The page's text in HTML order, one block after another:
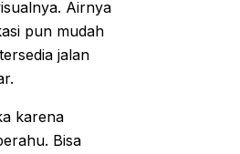
Airnya
pun mudah
jalan
karena
Bisa